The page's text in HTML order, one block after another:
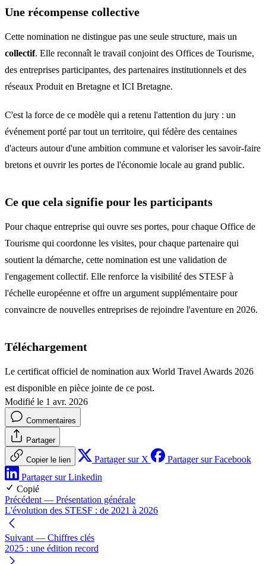
Une récompense collective
Cette nomination ne distingue pas une seule structure, mais un
collectif. Elle reconnaît le travail conjoint des Offices de Tourisme,
des entreprises participantes, des partenaires institutionnels et des
réseaux Produit en Bretagne et ICI Bretagne.
C'est la force de ce modèle qui a retenu l'attention du jury : un
événement porté par tout un territoire, qui fédère des centaines
d'acteurs autour d'une ambition commune et valoriser les savoir-faire
bretons et ouvrir les portes de l'économie locale au grand public.
Ce que cela signifie pour les participants
Pour chaque entreprise qui ouvre ses portes, pour chaque Office de
Tourisme qui coordonne les visites, pour chaque partenaire qui
soutient la démarche, cette nomination est une validation de
l'engagement collectif. Elle renforce la visibilité des STESF à
l'échelle européenne et offre un argument supplémentaire pour
convaincre de nouvelles entreprises de rejoindre l'aventure en 2026.
Téléchargement
Le certificat officiel de nomination aux World Travel Awards 2026
est disponible en pièce jointe de ce post.
Modifié le 1 avr. 2026
Commentaires
Partager
Copier le lien Partager sur X
Partager sur Facebook
Partager sur Linkedin
Copié
Précédent — Présentation générale
L'évolution des STESF : de 2021 à 2026
Suivant — Chiffres clés
2025 : une édition record